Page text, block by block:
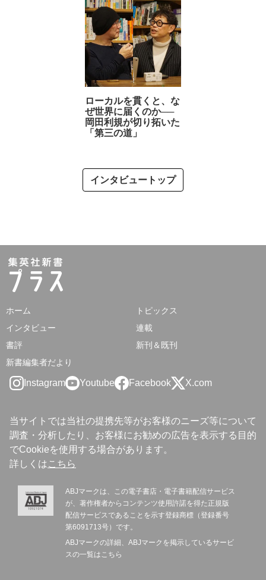
ローカルを貫くと、な
ぜ世界に届くのか──
岡田利規が切り拓いた
「第三の道」
インタビュートップ
ホーム
トピックス
インタビュー
連載
書評
新刊＆既刊
新書編集者だより
Instagram Youtube Facebook X.com
当サイトでは当社の提携先等がお客様のニーズ等について
調査・分析したり、お客様にお勧めの広告を表示する目的
でCookieを使用する場合があります。
詳しくはこちら
ABJマークは、この電子書店・電子書籍配信サービス
が、著作権者からコンテンツ使用許諾を得た正規版
配信サービスであることを示す登録商標（登録番号
第6091713号）です。
ABJマークの詳細、ABJマークを掲示しているサービ
スの一覧は こちら